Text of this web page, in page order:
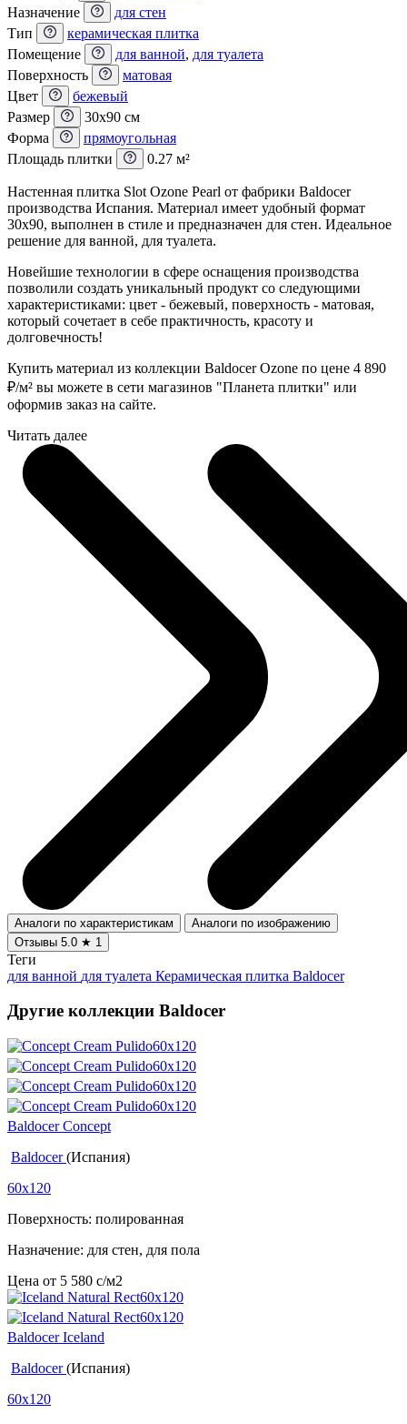
Назначение
для стен
Тип
керамическая плитка
Помещение
для ванной, для туалета
Поверхность
матовая
Цвет
бежевый
Размер
30x90 см
Форма
прямоугольная
Площадь плитки
0.27 м²
Настенная плитка Slot Ozone Pearl от фабрики Baldocer
производства Испания. Материал имеет удобный формат
30x90, выполнен в стиле и предназначен для стен. Идеальное
решение для ванной, для туалета.
Новейшие технологии в сфере оснащения производства
позволили создать уникальный продукт со следующими
характеристиками: цвет - бежевый, поверхность - матовая,
который сочетает в себе практичность, красоту и
долговечность!
Купить материал из коллекции Baldocer Ozone по цене 4 890
₽/м² вы можете в сети магазинов "Планета плитки" или
оформив заказ на сайте.
Читать далее
Аналоги по характеристикам
Аналоги по изображению
Отзывы 5.0 ★ 1
Теги
для ванной для туалета Керамическая плитка Baldocer
Другие коллекции Baldocer
Baldocer Concept
Baldocer(Испания)
60x120
Поверхность: полированная
Назначение: для стен, для пола
Цена от 5 580 c/м2
Baldocer Iceland
Baldocer(Испания)
60x120